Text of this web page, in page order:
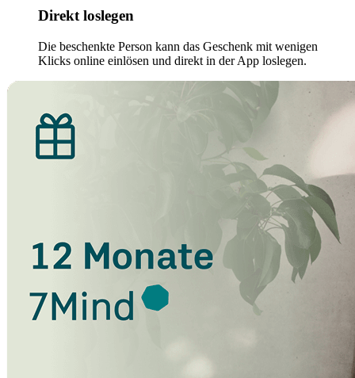
Direkt loslegen
Die beschenkte Person kann das Geschenk mit wenigen
Klicks online einlösen und direkt in der App loslegen.